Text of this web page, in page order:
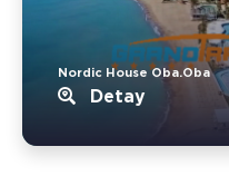
Nordic House Oba.Oba
Detay